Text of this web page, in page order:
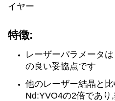
イヤー
特徴:
レーザーパラメータ
の良い妥協点です
他のレーザー結晶と
Nd:YVO4の2倍であ